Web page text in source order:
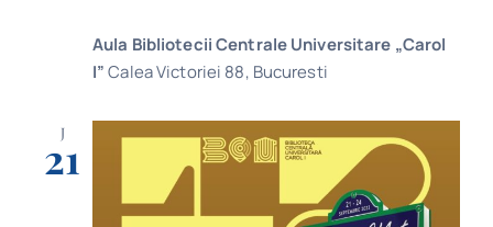
Aula Bibliotecii Centrale Universitare „Carol
I”Calea Victoriei 88, Bucuresti
J
21